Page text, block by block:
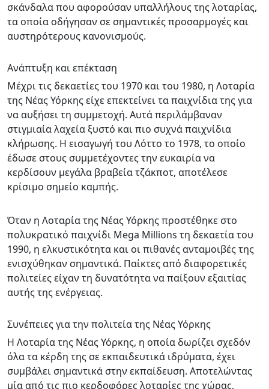
σκάνδαλα που αφορούσαν υπαλλήλους της λοταρίας,
τα οποία οδήγησαν σε σημαντικές προσαρμογές και
αυστηρότερους κανονισμούς.
Ανάπτυξη και επέκταση
Μέχρι τις δεκαετίες του 1970 και του 1980, η Λοταρία
της Νέας Υόρκης είχε επεκτείνει τα παιχνίδια της για
να αυξήσει τη συμμετοχή. Αυτά περιλάμβαναν
στιγμιαία λαχεία ξυστό και πιο συχνά παιχνίδια
κλήρωσης. Η εισαγωγή του Λόττο το 1978, το οποίο
έδωσε στους συμμετέχοντες την ευκαιρία να
κερδίσουν μεγάλα βραβεία τζάκποτ, αποτέλεσε
κρίσιμο σημείο καμπής.
Όταν η Λοταρία της Νέας Υόρκης προστέθηκε στο
πολυκρατικό παιχνίδι Mega Millions τη δεκαετία του
1990, η ελκυστικότητα και οι πιθανές ανταμοιβές της
ενισχύθηκαν σημαντικά. Παίκτες από διαφορετικές
πολιτείες είχαν τη δυνατότητα να παίξουν εξαιτίας
αυτής της ενέργειας.
Συνέπειες για την πολιτεία της Νέας Υόρκης
Η Λοταρία της Νέας Υόρκης, η οποία δωρίζει σχεδόν
όλα τα κέρδη της σε εκπαιδευτικά ιδρύματα, έχει
συμβάλει σημαντικά στην εκπαίδευση. Αποτελώντας
μία από τις πιο κερδοφόρες λοταρίες της χώρας,